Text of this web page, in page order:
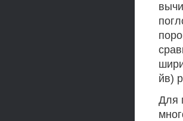
йв)
Для